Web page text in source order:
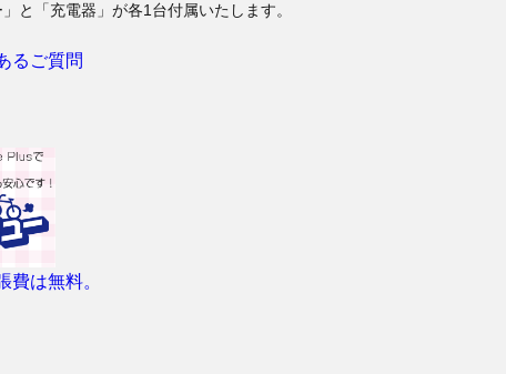
と「充電器」が各1台付属いたします。
るご質問
費は無料。